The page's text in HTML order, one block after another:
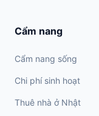
Cẩm nang
Cẩm nang sống
Chi phí sinh hoạt
Thuê nhà ở Nhật